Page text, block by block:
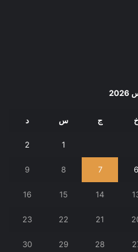
خ ج س د
1
2
6
7
8
9
14
15
16
21
22
23
28
29
30